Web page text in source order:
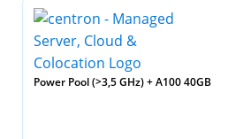
Power Pool (>3,5 GHz) + A100 40GB